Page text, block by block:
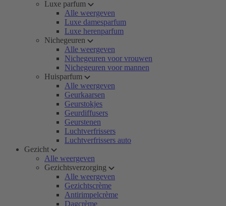
Luxe parfum
Alle weergeven
Luxe damesparfum
Luxe herenparfum
Nichegeuren
Alle weergeven
Nichegeuren voor vrouwen
Nichegeuren voor mannen
Huisparfum
Alle weergeven
Geurkaarsen
Geurstokjes
Geurdiffusers
Geurstenen
Luchtverfrissers
Luchtverfrissers auto
Gezicht
Alle weergeven
Gezichtsverzorging
Alle weergeven
Gezichtscrème
Antirimpelcrème
Dagcrème